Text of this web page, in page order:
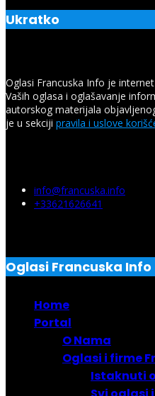
Ukratko
Oglasi Francuska Info je
Vaših oglasa i oglašavanje
autorskog materijala
je u sekciji pravila i uslove
info@francuska.info
+33621626641
Oglasi Francuska Info
Home
Portal
O Nama
Oglasi i firme
Istaknuti